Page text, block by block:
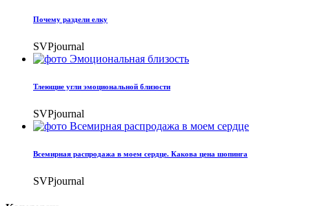
Почему раздели елку
SVPjournal
Тлеющие угли эмоциональной близости
SVPjournal
Всемирная распродажа в моем сердце. Какова цена шопинга
SVPjournal